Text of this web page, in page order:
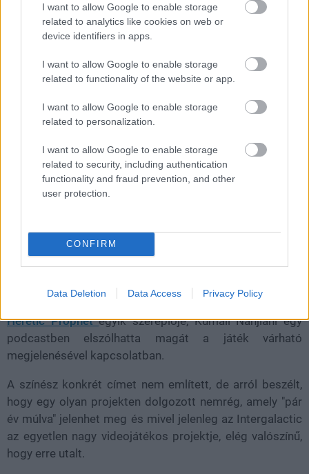
I want to allow Google to enable storage
related to analytics like cookies on web or
device identifiers in apps.
I want to allow Google to enable storage
related to functionality of the website or app.
I want to allow Google to enable storage
related to personalization.
I want to allow Google to enable storage
related to security, including authentication
functionality and fraud prevention, and other
user protection.
CONFIRM
Data Deletion Data Access Privacy Policy
Benne van, hogy 2028 előtt
nem látjuk a Naughty Dog új
játékát
2026 május 18. 17:39
Az Intergalactic: The Heretic Prophet lesz a
Naughty Dog következő nagy dobása, de
Kumail Nanjiani szavai alapján még elég
Unmute Loaded:
21.86%
Lehet, hogy még nagyon sokat kell várni a Naughty Dog
Heretic Prophetegyik szereplője, Kumail Nanjiani egy
podcastben elszólhatta magát a játék várható
megjelenésével kapcsolatban.
A színész konkrét címet nem említett, de arról beszélt,
hogy egy olyan projekten dolgozott nemrég, amely "pár
év múlva" jelenhet meg és mivel jelenleg az Intergalactic
az egyetlen nagy videojátékos projektje, elég valószínű,
hogy erre utalt.